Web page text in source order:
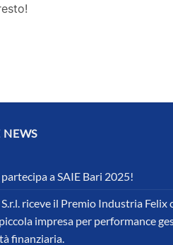
NEWS
a SAIE Bari 2025!
riceve il Premio Industria Felix
impresa per performance
finanziaria.